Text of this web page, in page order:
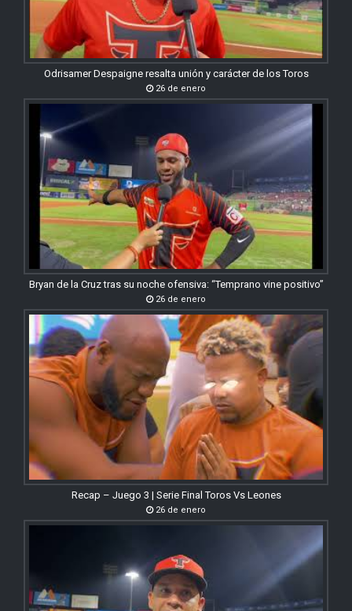
Odrisamer Despaigne resalta unión y carácter de los Toros
26 de enero
Bryan de la Cruz tras su noche ofensiva: “Temprano vine positivo”
26 de enero
Recap – Juego 3 | Serie Final Toros Vs Leones
26 de enero